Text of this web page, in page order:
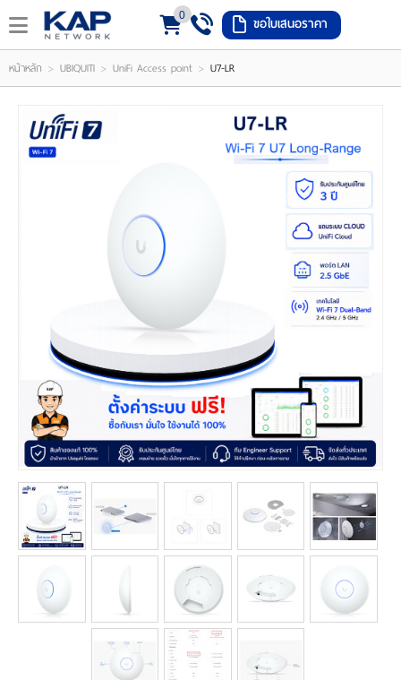
LOGIN
REGISTER
0
)
ชำระ
เงิน
เงื่อนไข
รับ
ประกัน
คลัง
ความ
สมัคร
0 ขอใบเสนอราคา
หน้าหลัก > UBIQUITI > UniFi Access point > U7-LR